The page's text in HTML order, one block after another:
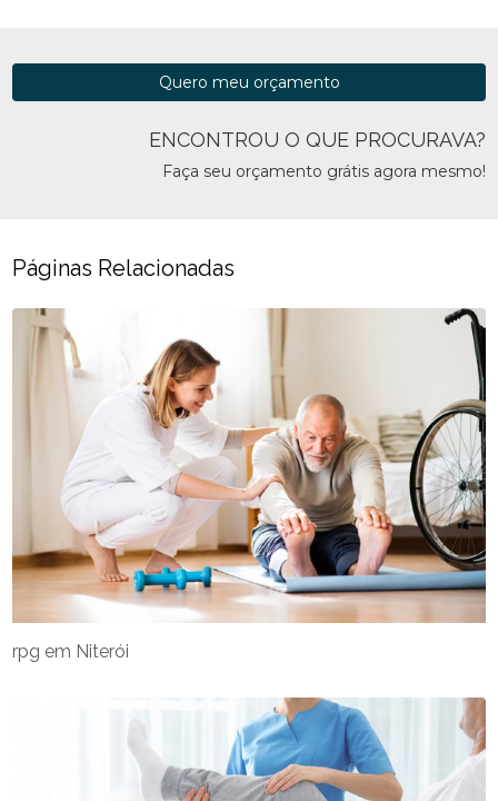
ENCONTROU O QUE PROCURAVA?
Faça seu orçamento grátis agora mesmo!
Quero meu orçamento
Páginas Relacionadas
rpg em Niterói